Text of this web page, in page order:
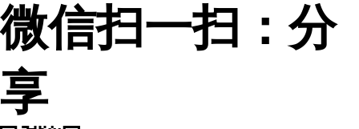
微信扫一扫：分
享